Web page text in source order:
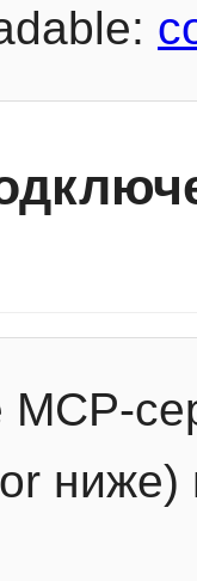
MCP-
ниже)